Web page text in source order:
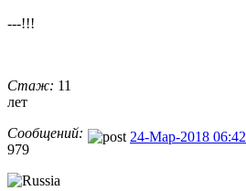
---!!!
Стаж: 11
лет
Сообщений:
979
24-Мар-2018 06:42